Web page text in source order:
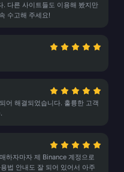
. 다른 사이트들도 이용해 봤지만
수고해 주세요!
어 해결되었습니다. 훌륭한 고객
하자마자 제 Binance 계정으로
법 안내도 잘 되어 있어서 아주